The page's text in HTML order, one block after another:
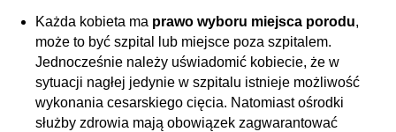
Każda kobieta ma prawo wyboru miejsca porodu,
może to być szpital lub miejsce poza szpitalem.
Jednocześnie należy uświadomić kobiecie, że w
sytuacji nagłej jedynie w szpitalu istnieje możliwość
wykonania cesarskiego cięcia. Natomiast ośrodki
służby zdrowia mają obowiązek zagwarantować